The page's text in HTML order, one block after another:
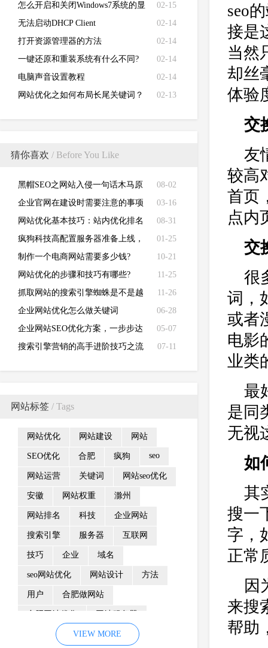
02-15
怎么开启和关闭Windows7系统的显
卡硬件加速功能
02-14
无法启动DHCP Client
02-14
打开资源管理器的方法
02-14
一键还原和重装系统有什么不同?
02-14
电脑声音设置教程
02-13
网站优化之如何布局长尾关键词？
猜你喜欢 / Before You Like
08-02
黑帽SEO之网站入侵一句话木马原
理及防范
03-16
企业官网在建设时需要注意的事项
有哪些？
08-31
网站优化基本技巧：站内优化排名
01-25
疯狗科技高配置服务器准备上线，
机器配置和机房配置已经确定
10-21
制作一个电商网站需要多少钱?
11-25
网站优化的步骤和技巧有哪些?
11-26
抓取网站的搜索引擎蜘蛛是不是越
多越好
06-28
企业网站优化怎么做关键词
05-07
企业网站SEO优化方案，一步步达
到目标就是那么简单！
07-11
搜索引擎营销的高手进阶技巧之流
网站标签 / Tags
网站优化 网站建设 网站
SEO优化 合肥 疯狗 seo
网站运营 关键词 网站seo优化
安徽 网站权重 滁州
网站排名 科技 企业网站
搜索引擎 服务器 互联网
技巧 企业 域名
seo网站优化 网站设计 方法
用户 合肥做网站
优化 网站降权
VIEW MORE
seo
接是
当然
却丝
体验
交
友
较高
首页
点内
交
很
词，
或者
电影
业类
最
是同
无视
如
其
搜一
字，
正常
因
来搜
帮助